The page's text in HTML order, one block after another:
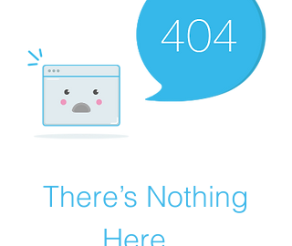
There’s Nothing